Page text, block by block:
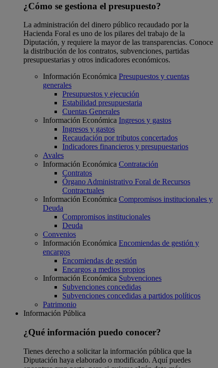
¿Cómo se gestiona el presupuesto?
La administración del dinero público recaudado por la
Hacienda Foral es uno de los pilares del trabajo de la
Diputación, y requiere la mayor de las transparencias. Conoce
la distribución de los contratos, subvenciones, partidas
presupuestarias y otros indicadores económicos.
Información Económica Presupuestos y cuentas
generales
Presupuestos y ejecución
Estabilidad presupuestaria
Cuentas Generales
Información Económica Ingresos y gastos
Ingresos y gastos
Recaudación por tributos concertados
Indicadores financieros y presupuestarios
Avales
Información Económica Contratación
Contratos
Órgano Administrativo Foral de Recursos
Contractuales
Información Económica Compromisos institucionales y
Deuda
Compromisos institucionales
Deuda
Convenios
Información Económica Encomiendas de gestión y
encargos
Encomiendas de gestión
Encargos a medios propios
Información Económica Subvenciones
Subvenciones concedidas
Subvenciones concedidas a partidos políticos
Patrimonio
Información Pública
¿Qué información puedo conocer?
Tienes derecho a solicitar la información pública que la
Diputación haya elaborado o modificado. Aquí puedes